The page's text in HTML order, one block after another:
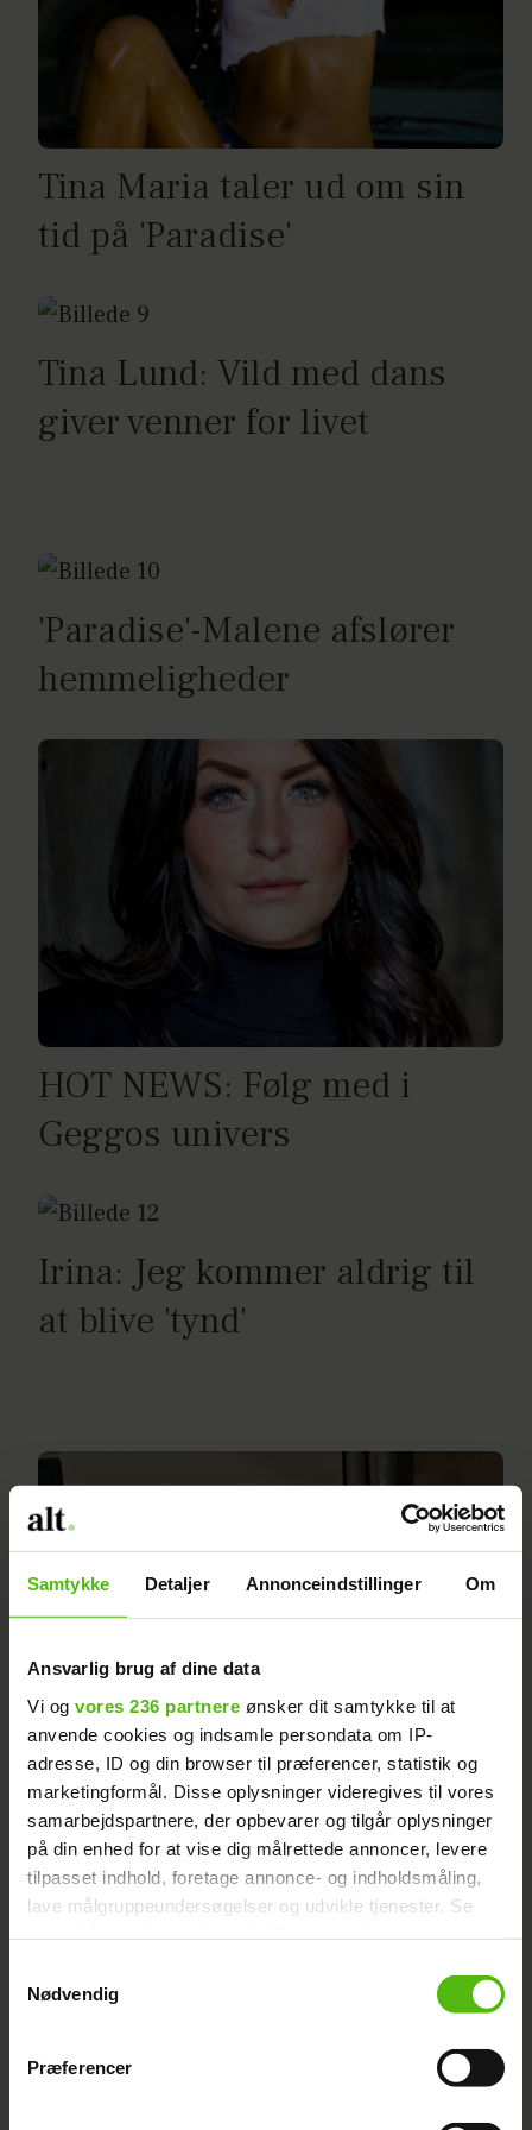
Samtykke Detaljer Annonceindstillinger Om
Ansvarlig brug af dine data
Vi og vores 236 partnere ønsker dit samtykke til at
anvende cookies og indsamle persondata om IP-
adresse, ID og din browser til præferencer, statistik og
marketingformål. Disse oplysninger videregives til vores
samarbejdspartnere, der opbevarer og tilgår oplysninger
på din enhed for at vise dig målrettede annoncer, levere
tilpasset indhold, foretage annonce- og indholdsmåling,
lave målgruppeundersøgelser og udvikle tjenester. Se
tilbage eller ændre indstillinger fra vores
"Cookiedeklaration", eller ved at trykke på "Privacy
Nødvendig
Præferencer
Tina Maria taler ud om sin
tid på 'Paradise'
Tina Lund: Vild med dans
giver venner for livet
'Paradise'-Malene afslører
hemmeligheder
HOT NEWS: Følg med i
Geggos univers
Irina: Jeg kommer aldrig til
at blive 'tynd'
HOT NEWS: Amalie er
tilbage på skærmen
Sandys slankekur går ikke